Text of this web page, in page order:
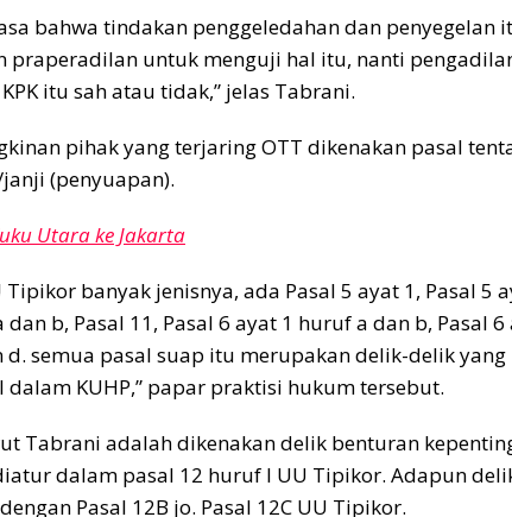
bahwa tindakan penggeledahan dan penyegelan
praperadilan untuk menguji hal itu, nanti
itu sah atau tidak,” jelas Tabrani.
pihak yang terjaring OTT dikenakan pasal
(penyuapan).
Utara ke Jakarta
banyak jenisnya, ada Pasal 5 ayat 1, Pasal 5
b, Pasal 11, Pasal 6 ayat 1 huruf a dan b, Pasal 6
d. semua pasal suap itu merupakan delik-delik yang
KUHP,” papar praktisi hukum tersebut.
Tabrani adalah dikenakan delik benturan
dalam pasal 12 huruf I UU Tipikor. Adapun
Pasal 12B jo. Pasal 12C UU Tipikor.